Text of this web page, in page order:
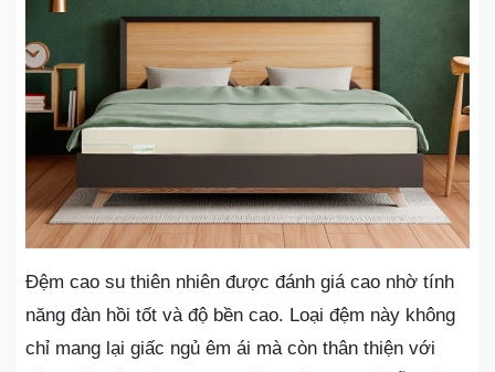
Đệm cao su thiên nhiên được đánh giá cao nhờ tính
năng đàn hồi tốt và độ bền cao. Loại đệm này không
chỉ mang lại giấc ngủ êm ái mà còn thân thiện với